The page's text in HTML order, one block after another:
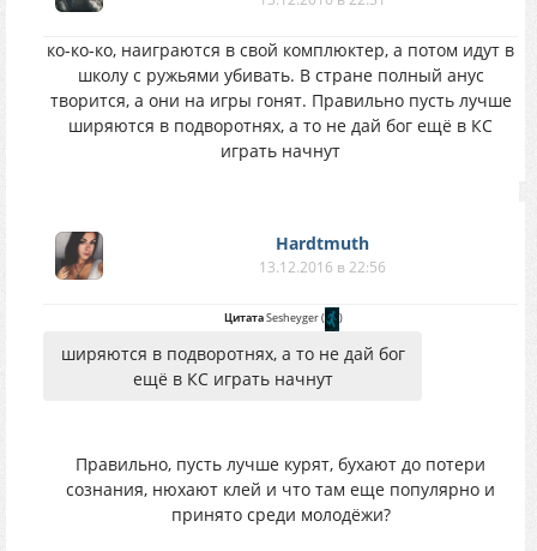
ко-ко-ко, наиграются в свой комплюктер, а потом идут в
школу с ружьями убивать. В стране полный анус
творится, а они на игры гонят. Правильно пусть лучше
ширяются в подворотнях, а то не дай бог ещё в КС
играть начнут
Hardtmuth
13.12.2016 в 22:56
ЦитатаSesheyger( )
ширяются в подворотнях, а то не дай бог
ещё в КС играть начнут
Правильно, пусть лучше курят, бухают до потери
сознания, нюхают клей и что там еще популярно и
принято среди молодёжи?